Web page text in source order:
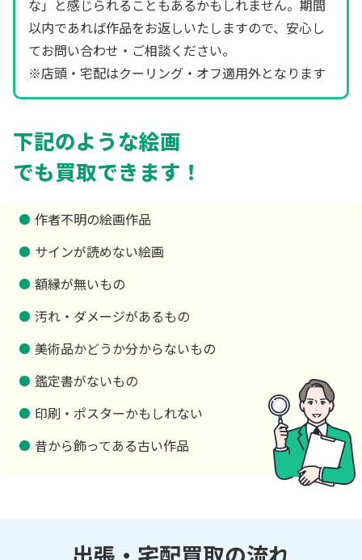
な」と感じられることもあるかもしれません。期間
以内であれば作品をお返しいたしますので、安心し
てお問い合わせ・ご相談ください。
※店頭・宅配はクーリング・オフ適用外となります
下記のような絵画
でも買取できます！
作者不明の絵画作品
サインが読めない絵画
額縁が無いもの
汚れ・ダメージがあるもの
美術品かどうか分からないもの
鑑定書がないもの
印刷・ポスターかもしれない
昔から飾ってある古い作品